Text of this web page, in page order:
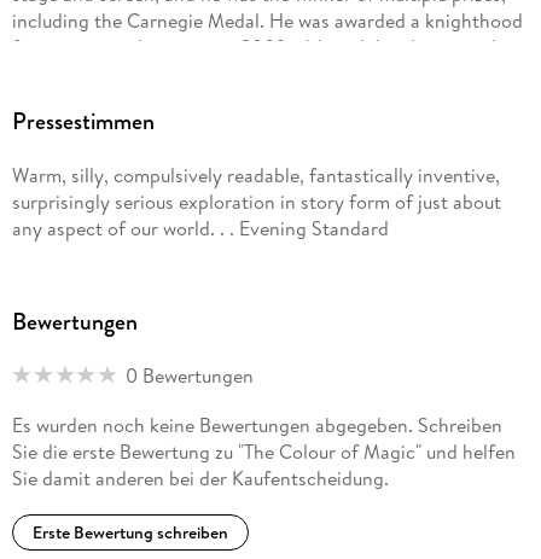
including the Carnegie Medal. He was awarded a knighthood
for services to literature in 2009, although he always wryly
Pressestimmen
Warm, silly, compulsively readable, fantastically inventive,
surprisingly serious exploration in story form of just about
any aspect of our world. . . Evening Standard
Bewertungen
0 Bewertungen
Es wurden noch keine Bewertungen abgegeben. Schreiben
Sie die erste Bewertung zu "The Colour of Magic" und helfen
Sie damit anderen bei der Kaufentscheidung.
Erste Bewertung schreiben